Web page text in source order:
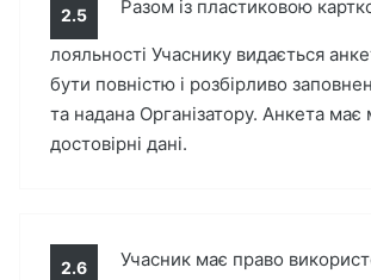
2.5 Разом із пластиковою
лояльності Учаснику видається
бути повністю і розбірливо
та надана Організатору. Анкета має
достовірні дані.
2.6 Учасник має право